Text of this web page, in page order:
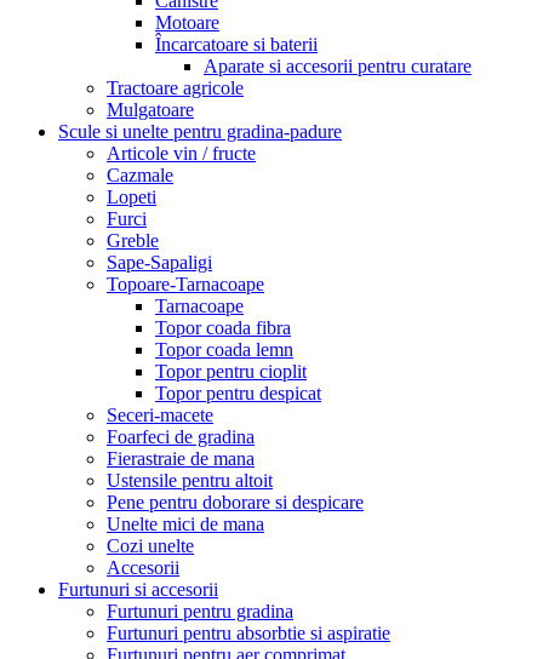
Motoare
Încarcatoare si baterii
Aparate si accesorii pentru curatare
Tractoare agricole
Mulgatoare
Scule si unelte pentru gradina-padure
Articole vin / fructe
Cazmale
Lopeti
Furci
Greble
Sape-Sapaligi
Topoare-Tarnacoape
Tarnacoape
Topor coada fibra
Topor coada lemn
Topor pentru cioplit
Topor pentru despicat
Seceri-macete
Foarfeci de gradina
Fierastraie de mana
Ustensile pentru altoit
Pene pentru doborare si despicare
Unelte mici de mana
Cozi unelte
Accesorii
Furtunuri si accesorii
Furtunuri pentru gradina
Furtunuri pentru absorbtie si aspiratie
Furtunuri pentru aer comprimat